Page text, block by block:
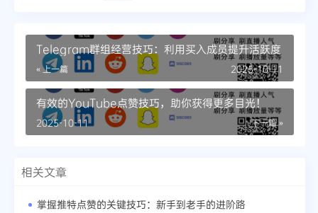
Telegram群组经营技巧：利用买入成员提升活跃度
« 上一篇 2025-10-11
有效的YouTube点赞技巧，助你获得更多目光！
下一篇 »
2025-10-11
相关文章
掌握推特点赞的关键技巧：新手到老手的进阶路